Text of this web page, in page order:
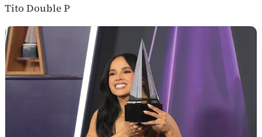
Tito Double P